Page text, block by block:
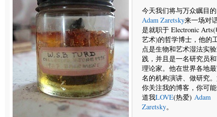
今天我们将与万众瞩目的
Adam Zaretsky来一场对
是就职于 Electronic
艺术)的哲学博士，他的
点是生物和艺术湿法实
践，并且是一名研究员
理论家。他在世界各地
名的机构演讲、做研究
你关注我的博客，你可
道我LOVE(热爱) Adam
Zaretsky。